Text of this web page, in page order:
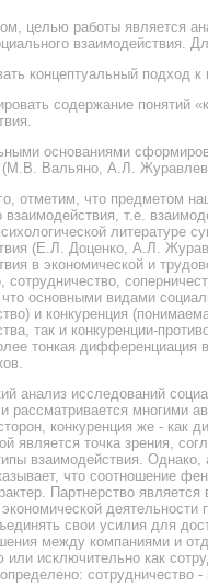
целью работы является
взаимодействия.
концептуальный подход к
содержание понятий
основаниями
(М.В. Вальяно, А.Л.
отметим, что предметом
взаимодействия, т.е.
литературе
(Е.Л. Доценко, А.Л.
в экономической и
сотрудничество,
что основными видами
и конкуренция
так и конкуренции-
тонкая дифференциация
анализ исследований
рассматривается многими
конкуренция же - как
является точка зрения,
взаимодействия. Однако,
что соотношение
Партнерство
свои усилия для
между компаниями и
или исключительно как
сотрудничество -